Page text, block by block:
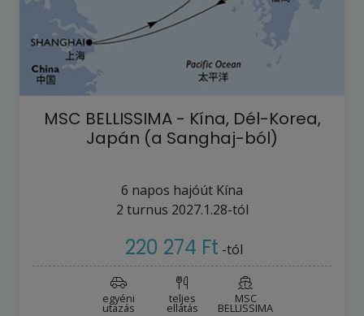
MSC BELLISSIMA - Kína, Dél-Korea,
Japán (a Sanghaj-ból)
6 napos hajóút Kína
2 turnus 2027.1.28-tól
220 274 Ft -tól
egyéni
utazás
teljes
ellátás
MSC
BELLISSIMA